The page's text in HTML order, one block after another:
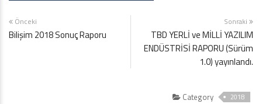
Önceki
Bilişim 2018 Sonuç Raporu
Sonraki
TBD YERLİ ve MİLLİ YAZILIM
ENDÜSTRİSİ RAPORU (Sürüm
1.0) yayınlandı.
Category 2018